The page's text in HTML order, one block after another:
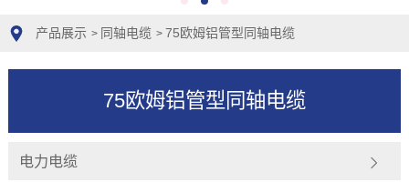
产品展示 > 同轴电缆 > 75欧姆铝管型同轴电缆
75欧姆铝管型同轴电缆
电力电缆